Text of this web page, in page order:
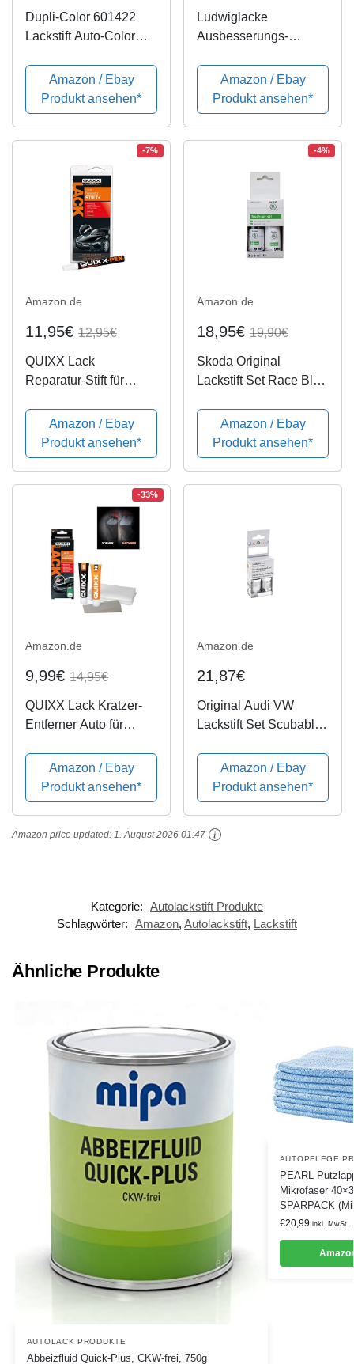
Dupli-Color 601422
Lackstift Auto-Color
12ml, Blue
Amazon / Ebay
Produkt ansehen*
Ludwiglacke
Ausbesserungs-
+ Pinsel in Ihrer
Wunschfarbe 24ml
Amazon / Ebay
Produkt ansehen*
-7%
Amazon.de
11,95€ 12,95€
QUIXX Lack
Reparatur-Stift für
Kratzer und
Steinschläge | Lackstift
| Kratzerentferner
Lackschaden
Amazon / Ebay
Produkt ansehen*
-4%
Amazon.de
18,95€ 19,90€
Skoda Original
Lackstift Set Race Blau
Amazon / Ebay
Produkt ansehen*
-33%
Amazon.de
9,99€ 14,95€
QUIXX Lack Kratzer-
Entferner Auto für
tiefere Kratzer | Lack
Reparatur System
Amazon / Ebay
Produkt ansehen*
Amazon.de
21,87€
Original Audi VW
Lackstift Set Scubablau
Amazon / Ebay
Produkt ansehen*
Amazon price updated: 1. August 2026 01:47
Kategorie: Autolackstift Produkte
Schlagwörter: Amazon, Autolackstift, Lackstift
Ähnliche Produkte
AUTOLACK PRODUKTE
Abbeizfluid Quick-Plus, CKW-frei, 750g
AUTOPFLEGE
PEARL
Mikrofaser
SPARPACK
€20,99 inkl. MwSt.